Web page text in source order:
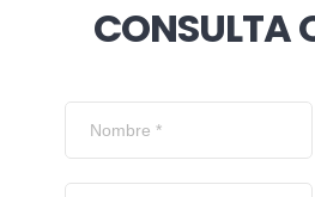
CONSULTA